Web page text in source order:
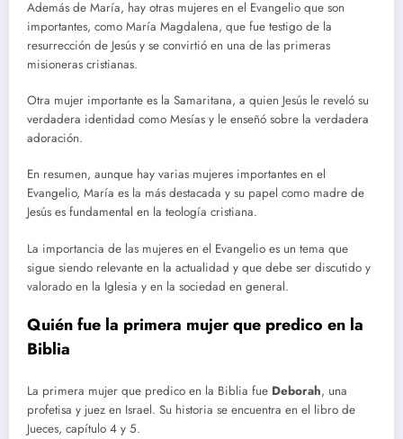
Además de María, hay otras mujeres en el Evangelio que son
importantes, como María Magdalena, que fue testigo de la
resurrección de Jesús y se convirtió en una de las primeras
misioneras cristianas.
Otra mujer importante es la Samaritana, a quien Jesús le reveló su
verdadera identidad como Mesías y le enseñó sobre la verdadera
adoración.
En resumen, aunque hay varias mujeres importantes en el
Evangelio, María es la más destacada y su papel como madre de
Jesús es fundamental en la teología cristiana.
La importancia de las mujeres en el Evangelio es un tema que
sigue siendo relevante en la actualidad y que debe ser discutido y
valorado en la Iglesia y en la sociedad en general.
Quién fue la primera mujer que predico en la
Biblia
La primera mujer que predico en la Biblia fue Deborah, una
profetisa y juez en Israel. Su historia se encuentra en el libro de
Jueces, capítulo 4 y 5.